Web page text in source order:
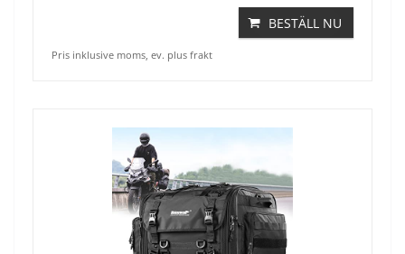
BESTÄLL NU
Pris inklusive moms, ev. plus frakt